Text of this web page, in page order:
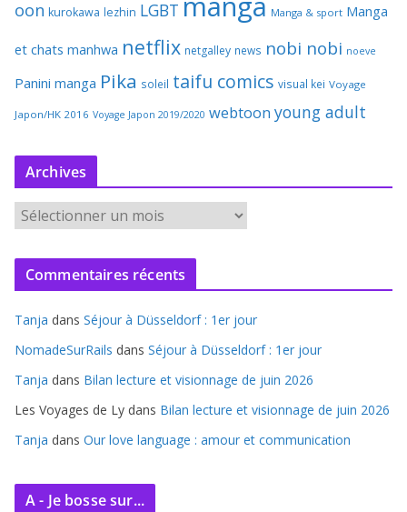
oon kurokawa lezhin LGBT Manga & sport Manga
et chats manhwa netflix netgalley news nobi nobi noeve
Panini manga Pika soleil taifu comics visual kei Voyage
Japon/HK 2016 Voyage Japon 2019/2020 webtoon young adult
Archives
c
v
e
s
Commentaires récents
Tanja dans Séjour à Düsseldorf : 1er jour
NomadeSurRails dans Séjour à Düsseldorf : 1er jour
Tanja dans Bilan lecture et visionnage de juin 2026
Les Voyages de Ly dans Bilan lecture et visionnage de juin 2026
Tanja dans Our love language : amour et communication
A - Je bosse sur...